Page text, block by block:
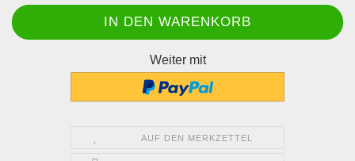
Weiter mit
AUF DEN MERKZETTEL